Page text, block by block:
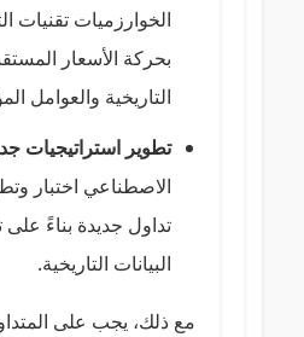
الخوارزميات تقنيات
بحركة الأسعار
التاريخية والعوامل
تطوير استراتيجيات
الاصطناعي اختبار
تداول جديدة بناءً
البيانات التاريخية.
مع ذلك، يجب على